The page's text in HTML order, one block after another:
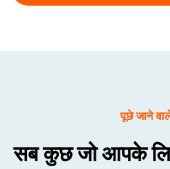
पूछे जाने
सब कुछ जो आपके